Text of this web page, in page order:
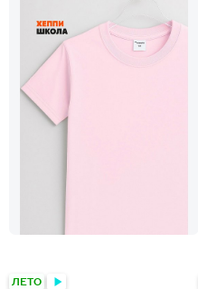
ЛЕТО